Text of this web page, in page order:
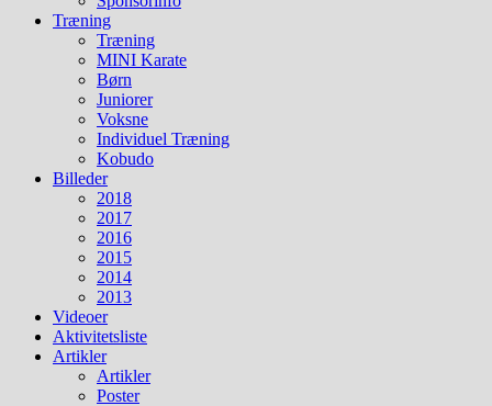
Træning
Træning
MINI Karate
Børn
Juniorer
Voksne
Individuel Træning
Kobudo
Billeder
2018
2017
2016
2015
2014
2013
Videoer
Aktivitetsliste
Artikler
Artikler
Poster